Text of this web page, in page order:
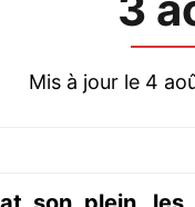
Mis à jour le 4